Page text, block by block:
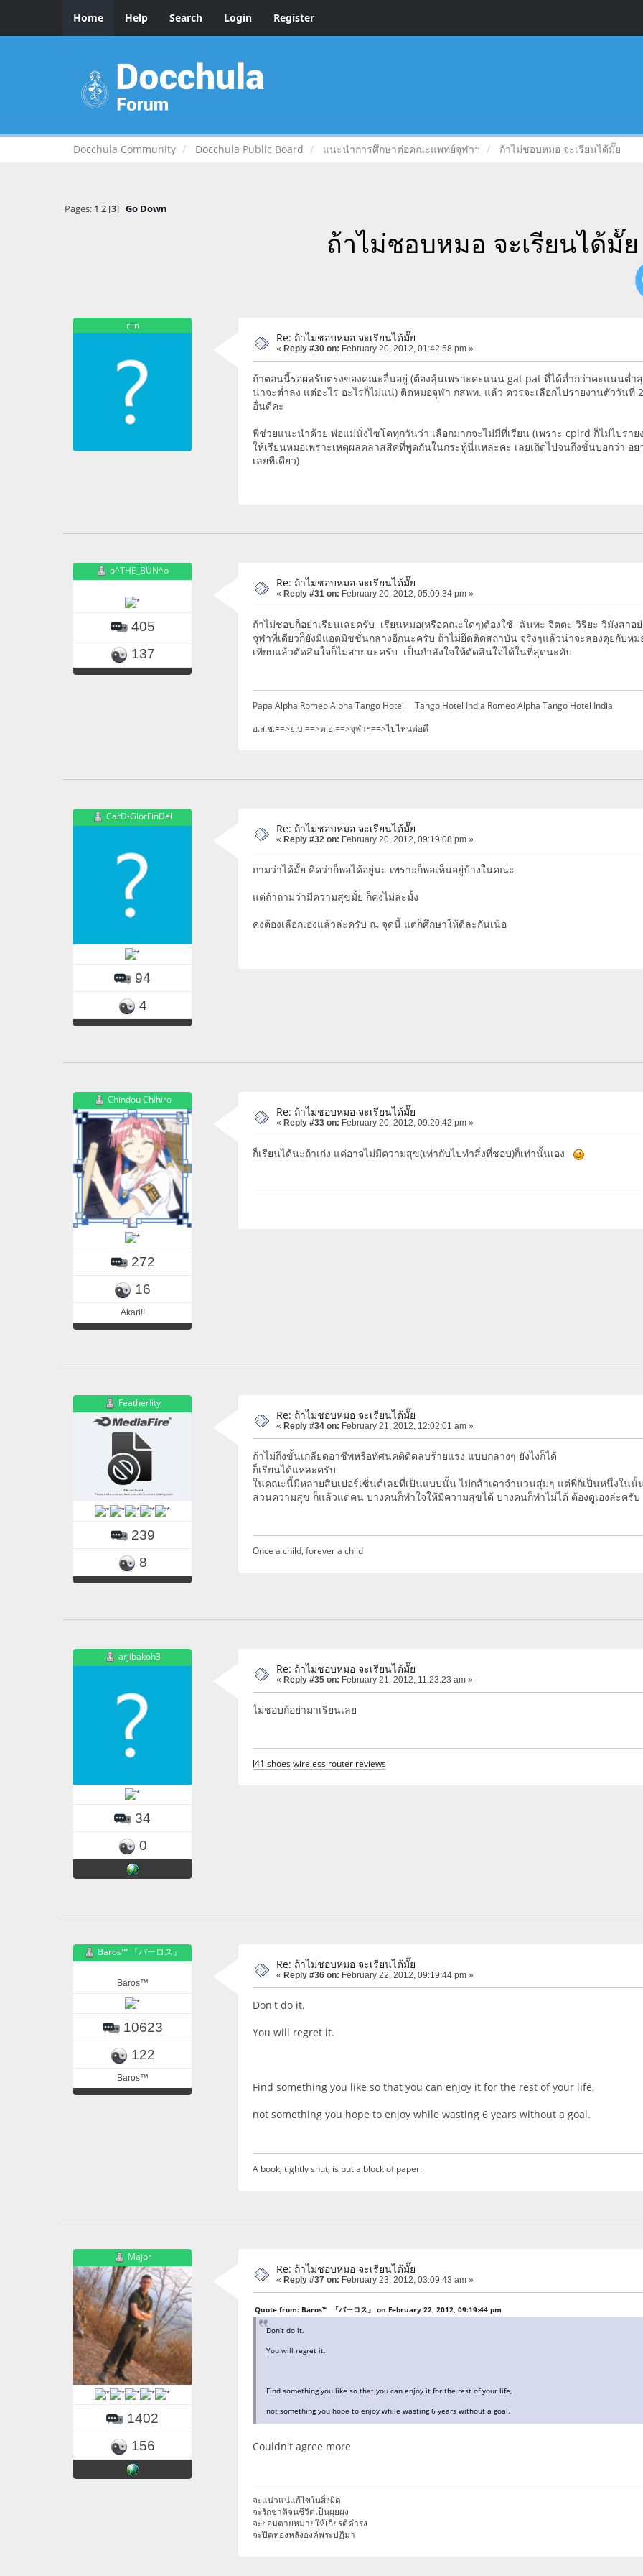
Home Help Search Login Register
Docchula Community Docchula Public Board แนะนำการศึกษาต่อคณะแพทย์จุฬาฯ ถ้าไม่ชอบหมอ จะเรียนได้มั๊ย
Pages: 1 2[3] Go Down
ถ้าไม่ชอบหมอ จะเรียนได้มั๊ย
riin
Re: ถ้าไม่ชอบหมอ จะเรียนได้มั๊ย
« Reply #30 on: February 20, 2012, 01:42:58 pm »
ถ้าตอนนี้รอผลรับตรงของคณะอื่นอยู่ (ต้องลุ้นเพราะคะแนน gat pat ที่ได้ต่ำกว่าคะแนนต่
น่าจะต่ำลง แต่อะไร อะไรก็ไม่แน่) ติดหมอจุฬา กสพท. แล้ว ควรจะเลือกไปรายงานตัววัน
อื่นดีคะ
พี่ช่วยแนะนำด้วย พ่อแม่นั่งไซโคทุกวันว่า เลือกมากจะไม่มีที่เรียน (เพราะ cpird ก็ไม่ไปร
ให้เรียนหมอเพราะเหตุผลคลาสสิคที่พูดกันในกระทู้นี่แหละคะ เลยเถิดไปจนถึงขั้นบอกว่า อ
เลยทีเดียว)
o^THE_BUN^o
405
137
Re: ถ้าไม่ชอบหมอ จะเรียนได้มั๊ย
« Reply #31 on: February 20, 2012, 05:09:34 pm »
ถ้าไม่ชอบก็อย่าเรียนเลยครับ เรียนหมอ(หรือคณะใดๆ)ต้องใช้ ฉันทะ จิตตะ วิริยะ วิมังสา
จุฬาที่เดียวก็ยังมีแอดมิชชั่นกลางอีกนะครับ ถ้าไม่ยึดติดสถาบัน จริงๆแล้วน่าจะลองคุยกับห
เทียบแล้วตัดสินใจก็ไม่สายนะครับ เป็นกำลังใจให้ตัดสินใจได้ในที่สุดนะคับ
Papa Alpha Rpmeo Alpha Tango Hotel Tango Hotel India Romeo Alpha Tango Hotel India
อ.ส.ช.==>ย.บ.==>ต.อ.==>จุฬาฯ==>ไปไหนต่อดี
CarD-GlorFinDel
94
4
Re: ถ้าไม่ชอบหมอ จะเรียนได้มั๊ย
« Reply #32 on: February 20, 2012, 09:19:08 pm »
ถามว่าได้มั้ย คิดว่าก็พอได้อยู่นะ เพราะก็พอเห็นอยู่บ้างในคณะ
แต่ถ้าถามว่ามีความสุขมั้ย ก็คงไม่ล่ะมั้ง
คงต้องเลือกเองแล้วล่ะครับ ณ จุดนี้ แต่ก็ศึกษาให้ดีละกันเน้อ
Chindou Chihiro
272
16
Akari!!
Re: ถ้าไม่ชอบหมอ จะเรียนได้มั๊ย
« Reply #33 on: February 20, 2012, 09:20:42 pm »
ก็เรียนได้นะถ้าเก่ง แค่อาจไม่มีความสุข(เท่ากับไปทำสิ่งที่ชอบ)ก็เท่านั้นเอง
Featherlity
239
8
Re: ถ้าไม่ชอบหมอ จะเรียนได้มั๊ย
« Reply #34 on: February 21, 2012, 12:02:01 am »
ถ้าไม่ถึงขั้นเกลียดอาชีพหรือทัศนคติติดลบร้ายแรง แบบกลางๆ ยังไงก็ได้
ก็เรียนได้แหละครับ
ในคณะนี้มีหลายสิบเปอร์เซ็นต์เลยที่เป็นแบบนั้น ไม่กล้าเดาจำนวนสุ่มๆ แต่พี่ก็เป็นหนึ่งในนั้
ส่วนความสุข ก็แล้วแต่คน บางคนก็ทำใจให้มีความสุขได้ บางคนก็ทำไม่ได้ ต้องดูเองล่ะครับ
Once a child, forever a child
arjibakoh3
34
0
Re: ถ้าไม่ชอบหมอ จะเรียนได้มั๊ย
« Reply #35 on: February 21, 2012, 11:23:23 am »
ไม่ชอบก้อย่ามาเรียนเลย
J41 shoeswireless router reviews
Baros™ 『バーロス』
Baros™
10623
122
Baros™
Re: ถ้าไม่ชอบหมอ จะเรียนได้มั๊ย
« Reply #36 on: February 22, 2012, 09:19:44 pm »
Don't do it.
You will regret it.
Find something you like so that you can enjoy it for the rest of your life,
not something you hope to enjoy while wasting 6 years without a goal.
A book, tightly shut, is but a block of paper.
Major
1402
156
Re: ถ้าไม่ชอบหมอ จะเรียนได้มั๊ย
« Reply #37 on: February 23, 2012, 03:09:43 am »
Quote from: Baros™ 『バーロス』 on February 22, 2012, 09:19:44 pm
Don't do it.
You will regret it.
Find something you like so that you can enjoy it for the rest of your life,
not something you hope to enjoy while wasting 6 years without a goal.
Couldn't agree more
จะแน่วแน่แก้ไขในสิ่งผิด
จะรักชาติจนชีวิตเป็นผุยผง
จะยอมตายหมายให้เกียรติดำรง
จะปิดทองหลังองค์พระปฏิมา